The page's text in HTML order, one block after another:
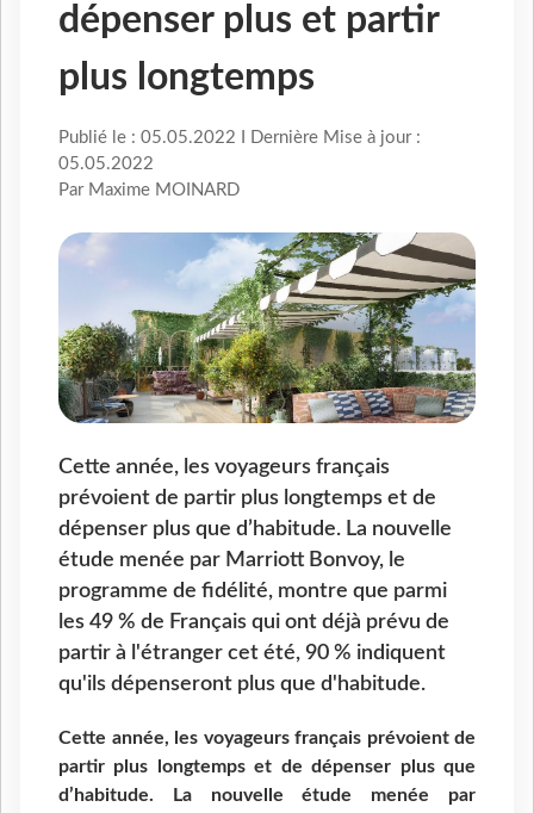
dépenser plus et partir
plus longtemps
Publié le : 05.05.2022 I Dernière Mise à jour :
05.05.2022
Par Maxime MOINARD
Cette année, les voyageurs français
prévoient de partir plus longtemps et de
dépenser plus que d’habitude. La nouvelle
étude menée par Marriott Bonvoy, le
programme de fidélité, montre que parmi
les 49 % de Français qui ont déjà prévu de
partir à l'étranger cet été, 90 % indiquent
qu'ils dépenseront plus que d'habitude.
Cette année, les voyageurs français prévoient de
partir plus longtemps et de dépenser plus que
d’habitude. La nouvelle étude menée par